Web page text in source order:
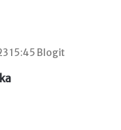
15:45 Blogit